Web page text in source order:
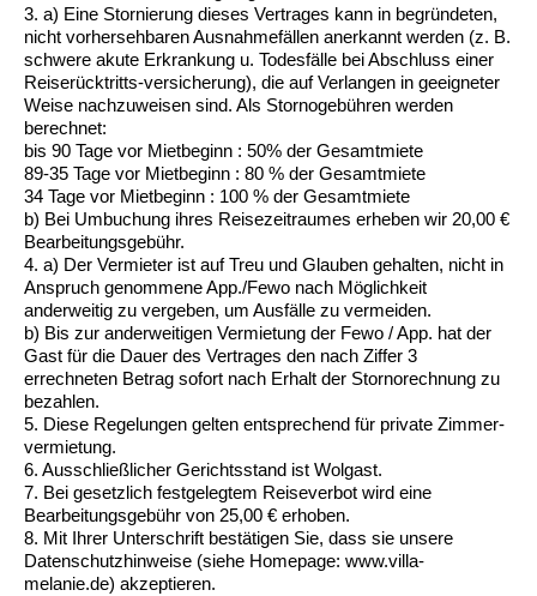
3. a) Eine Stornierung dieses Vertrages kann in begründeten,
nicht vorhersehbaren Ausnahmefällen anerkannt werden (z. B.
schwere akute Erkrankung u. Todesfälle bei Abschluss einer
Reiserücktritts-versicherung), die auf Verlangen in geeigneter
Weise nachzuweisen sind. Als Stornogebühren werden
berechnet:
bis 90 Tage vor Mietbeginn : 50% der Gesamtmiete
89-35 Tage vor Mietbeginn : 80 % der Gesamtmiete
34 Tage vor Mietbeginn : 100 % der Gesamtmiete
b) Bei Umbuchung ihres Reisezeitraumes erheben wir 20,00 €
Bearbeitungsgebühr.
4. a) Der Vermieter ist auf Treu und Glauben gehalten, nicht in
Anspruch genommene App./Fewo nach Möglichkeit
anderweitig zu vergeben, um Ausfälle zu vermeiden.
b) Bis zur anderweitigen Vermietung der Fewo / App. hat der
Gast für die Dauer des Vertrages den nach Ziffer 3
errechneten Betrag sofort nach Erhalt der Stornorechnung zu
bezahlen.
5. Diese Regelungen gelten entsprechend für private Zimmer-
vermietung.
6. Ausschließlicher Gerichtsstand ist Wolgast.
7. Bei gesetzlich festgelegtem Reiseverbot wird eine
Bearbeitungsgebühr von 25,00 € erhoben.
8. Mit Ihrer Unterschrift bestätigen Sie, dass sie unsere
Datenschutzhinweise (siehe Homepage: www.villa-
melanie.de) akzeptieren.